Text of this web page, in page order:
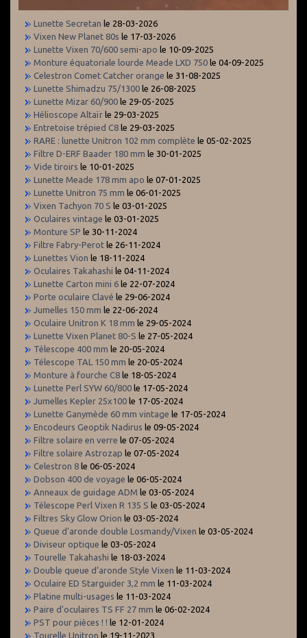
Lunette Secretan le 28-03-2026
Vixen New Planet 80s le 17-03-2026
Lunette Vixen 70/600 semi-apo le 10-09-2025
Monture équatoriale lourde Meade LXD 750 le 04-09-2025
Celestron Comet Catcher orange le 31-08-2025
Lunette Shimadzu 75/1300 le 26-08-2025
Lunette Mizar 60/900 le 29-05-2025
Hélioscope Altaïr le 29-03-2025
Entretoise trépied C8 le 29-03-2025
RARE : lunette Unitron 102 mm complète le 05-02-2025
Filtre D-ERF Baader 180 mm le 30-01-2025
Vide tiroirs le 10-01-2025
Lunette Meade 178 mm apo le 07-01-2025
Lunette Unitron 75 mm le 06-01-2025
Vixen Tachyon 70 S le 03-01-2025
Oculaires vintage le 03-01-2025
Monture SP le 30-11-2024
Filtre Fabry-Perot le 26-11-2024
Lunettes Vion le 18-11-2024
Oculaires Takahashi le 04-11-2024
Lunette Carton mini 6 le 22-07-2024
Porte oculaire Clavé le 29-06-2024
Jumelles 150 mm le 22-06-2024
Oculaire Unitron K 18 mm le 29-05-2024
Lunette Vixen Planet 80-S le 27-05-2024
Télescope 400 mm le 20-05-2024
Télescope TAL 150 mm le 20-05-2024
Monture à fourche C8 le 18-05-2024
Lunette Perl SYW 60/800 le 17-05-2024
Jumelles Kepler 25x100 le 17-05-2024
Lunette Ganymède 60 mm vintage le 17-05-2024
Encodeurs Geoptik Nadirus le 09-05-2024
Filtre solaire en verre le 07-05-2024
Filtre solaire Astrozap le 07-05-2024
Celestron 8 le 06-05-2024
Dobson 400 de voyage le 06-05-2024
Anneaux de guidage ADM le 03-05-2024
Télescope Perl Vixen R 135 S le 03-05-2024
Filtres Sky Glow Orion le 03-05-2024
Queue d'aronde double Losmandy/Vixen le 03-05-2024
Diviseur optique le 03-05-2024
Tourelle Takahashi le 18-03-2024
Double queue d’aronde Style Vixen le 11-03-2024
Oculaire ED Starguider 3,2 mm le 11-03-2024
Platine multi-usages le 11-03-2024
Paire d'oculaires TS FF 27 mm le 06-02-2024
PST pour pièces ! ! le 12-01-2024
Tourelle Unitron le 19-11-2023